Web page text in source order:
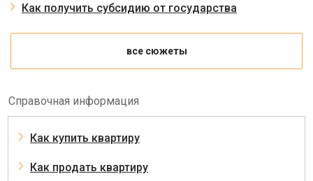
Как получить субсидию от государства
все сюжеты
Справочная информация
Как купить квартиру
Как продать квартиру